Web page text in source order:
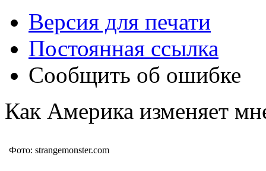
Версия для печати
Постоянная ссылка
Сообщить об ошибке
Как Америка изменяет
Фото: strangemonster.com